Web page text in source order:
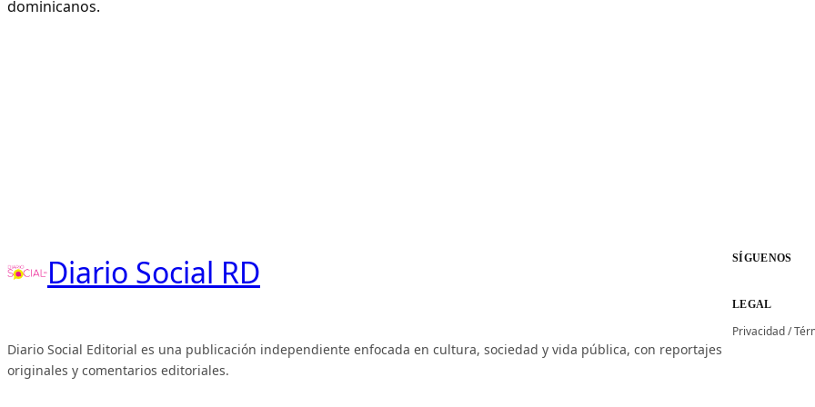
dominicanos.
Diario Social RD
Diario Social Editorial es una publicación independiente enfocada en cultura, sociedad y vida pública, con reportajes
originales y comentarios editoriales.
SÍGUENOS
LEGAL
Privacidad/